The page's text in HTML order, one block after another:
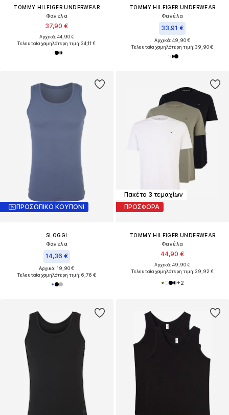
TOMMY HILFIGER UNDERWEAR
Φανέλα
37,90 €
Αρχικά: 44,90 €
Τελευταία χαμηλότερη τιμή:34,11 €
TOMMY HILFIGER UNDERWEAR
Φανέλα
33,91 €
Αρχικά: 49,90 €
Τελευταία χαμηλότερη τιμή:39,90 €
ΠΡΟΣΩΠΙΚΟ ΚΟΥΠΟΝΙ
SLOGGI
Φανέλα
14,36 €
Αρχικά: 19,90 €
Τελευταία χαμηλότερη τιμή:6,76 €
Πακέτο 3 τεμαχίων
ΠΡΟΣΦΟΡΑ
TOMMY HILFIGER UNDERWEAR
Φανέλα
44,90 €
Αρχικά: 49,90 €
Τελευταία χαμηλότερη τιμή:39,92 €
+2